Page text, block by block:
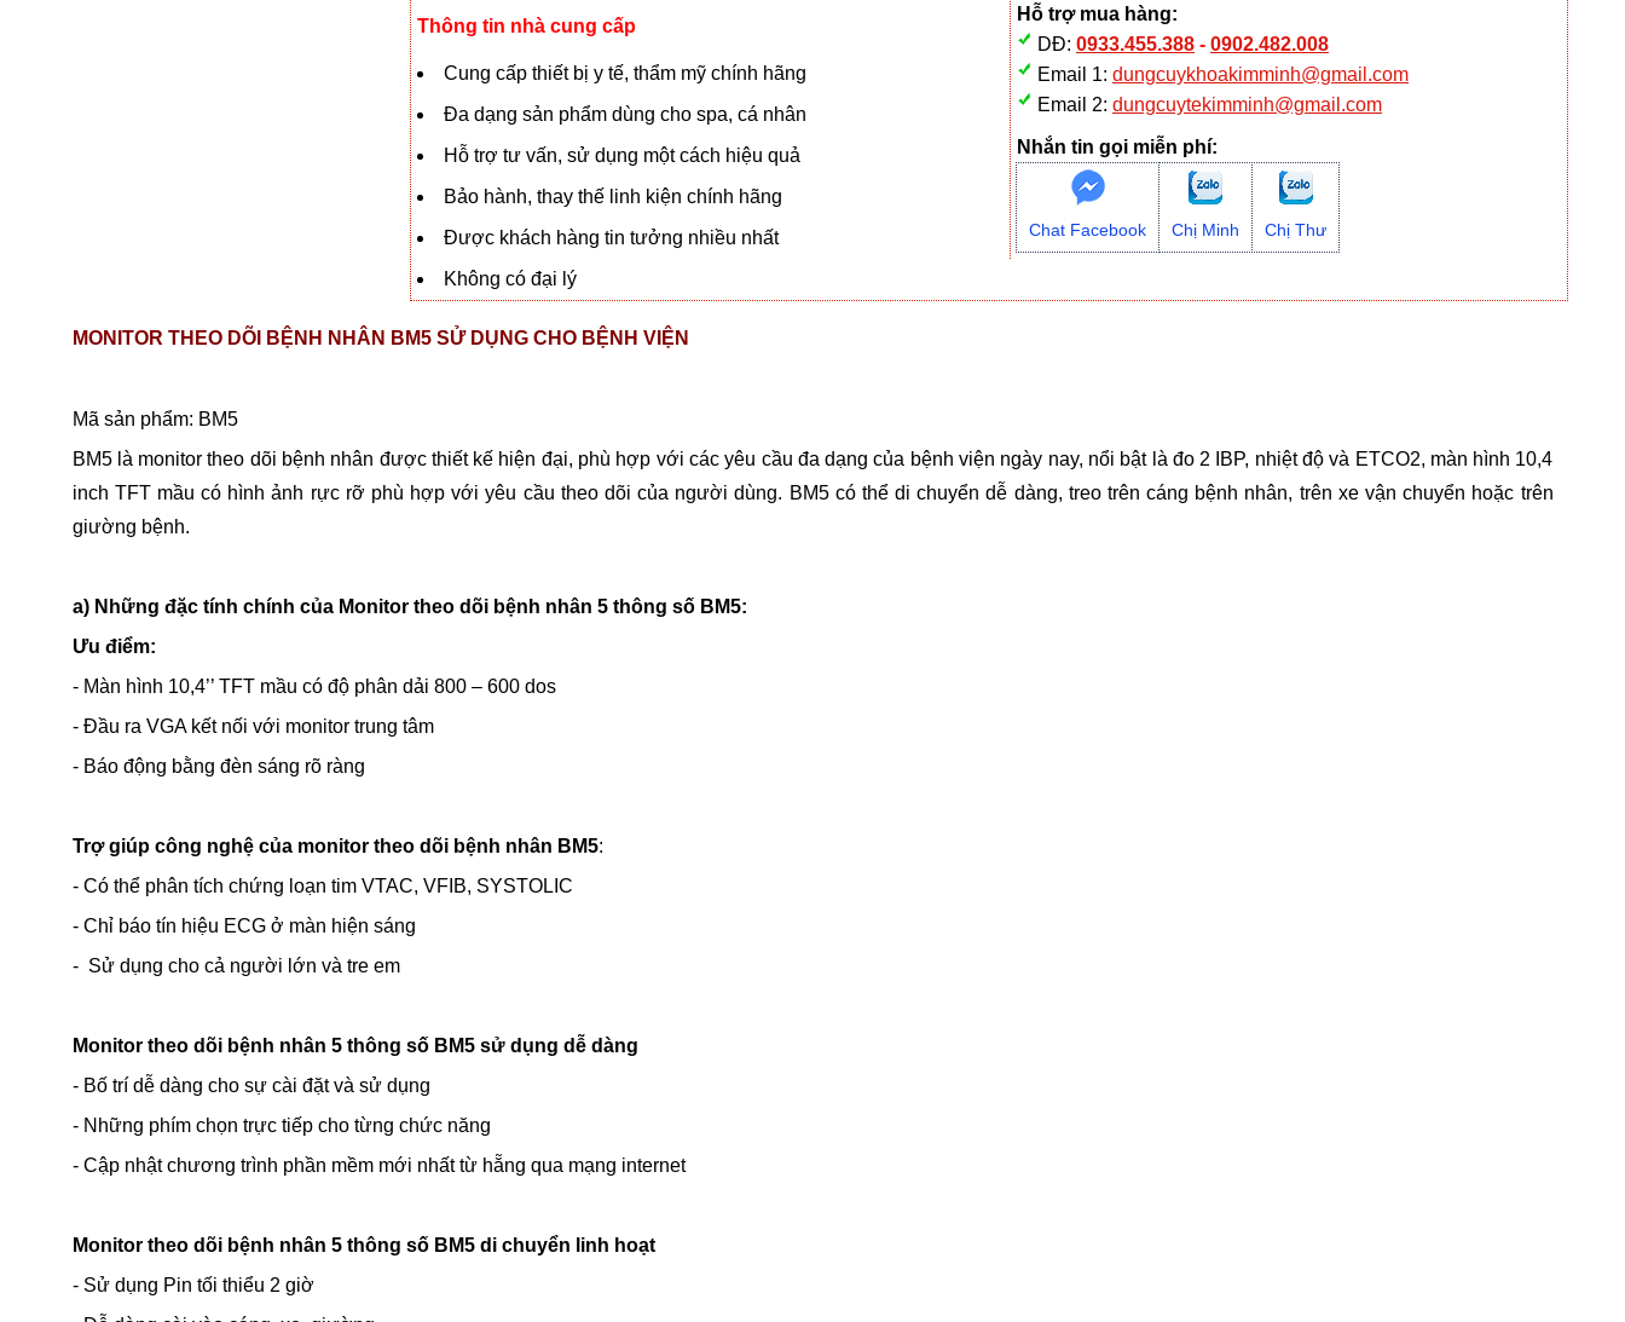
Hỗ trợ mua hàng:
DĐ: 0933.455.388 - 0902.482.008
Email 1: dungcuykhoakimminh@gmail.com
Email 2: dungcuytekimminh@gmail.com
Nhắn tin gọi miễn phí:
Chat Facebook Chị Minh Chị Thư
Thông tin nhà cung cấp
Cung cấp thiết bị y tế, thẩm mỹ chính hãng
Đa dạng sản phẩm dùng cho spa, cá nhân
Hỗ trợ tư vấn, sử dụng một cách hiệu quả
Bảo hành, thay thế linh kiện chính hãng
Được khách hàng tin tưởng nhiều nhất
Không có đại lý
MONITOR THEO DÕI BỆNH NHÂN BM5 SỬ DỤNG CHO BỆNH VIỆN
Mã sản phẩm: BM5
BM5 là monitor theo dõi bệnh nhân được thiết kế hiện đại, phù hợp với các yêu cầu đa dạng của bệnh viện ngày nay, nổi bật là đo 2 IBP, nhiệt độ và ETCO2, màn hình 10,4
inch TFT mầu có hình ảnh rực rỡ phù hợp với yêu cầu theo dõi của người dùng. BM5 có thể di chuyển dễ dàng, treo trên cáng bệnh nhân, trên xe vận chuyển hoặc trên
giường bệnh.
a) Những đặc tính chính của Monitor theo dõi bệnh nhân 5 thông số BM5:
Ưu điểm:
- Màn hình 10,4’’ TFT mầu có độ phân dải 800 – 600 dos
- Đầu ra VGA kết nối với monitor trung tâm
- Báo động bằng đèn sáng rõ ràng
Trợ giúp công nghệ của monitor theo dõi bệnh nhân BM5:
- Có thể phân tích chứng loạn tim VTAC, VFIB, SYSTOLIC
- Chỉ báo tín hiệu ECG ở màn hiện sáng
- Sử dụng cho cả người lớn và tre em
Monitor theo dõi bệnh nhân 5 thông số BM5 sử dụng dễ dàng
- Bố trí dễ dàng cho sự cài đặt và sử dụng
- Những phím chọn trực tiếp cho từng chức năng
- Cập nhật chương trình phần mềm mới nhất từ hẵng qua mạng internet
Monitor theo dõi bệnh nhân 5 thông số BM5 di chuyển linh hoạt
- Sử dụng Pin tối thiểu 2 giờ